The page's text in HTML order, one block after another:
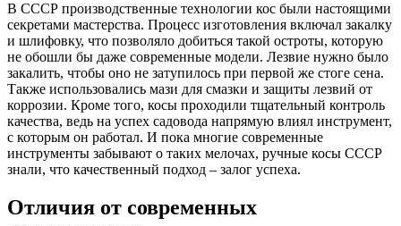
В СССР производственные технологии кос были настоящими
секретами мастерства. Процесс изготовления включал закалку
и шлифовку, что позволяло добиться такой остроты, которую
не обошли бы даже современные модели. Лезвие нужно было
закалить, чтобы оно не затупилось при первой же стоге сена.
Также использовались мази для смазки и защиты лезвий от
коррозии. Кроме того, косы проходили тщательный контроль
качества, ведь на успех садовода напрямую влиял инструмент,
с которым он работал. И пока многие современные
инструменты забывают о таких мелочах, ручные косы СССР
знали, что качественный подход – залог успеха.
Отличия от современных